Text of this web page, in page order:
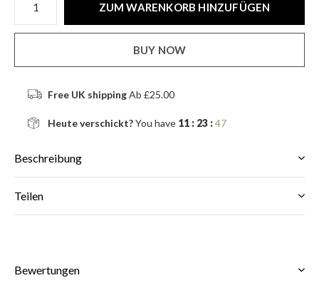
ZUM WARENKORB HINZUFÜGEN
BUY NOW
Free UK shippingAb £25.00
Heute verschickt?You have 11 : 23 :47
Beschreibung
Teilen
Bewertungen